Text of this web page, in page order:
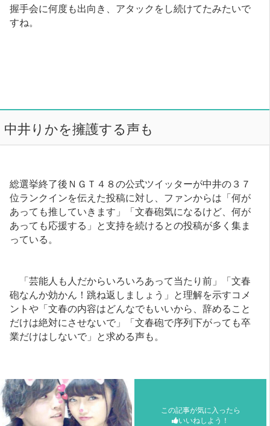
握手会に何度も出向き、アタックをし続けてたみたいで
すね。
中井りかを擁護する声も
総選挙終了後ＮＧＴ４８の公式ツイッターが中井の３７
位ランクインを伝えた投稿に対し、ファンからは「何が
あっても推していきます」「文春砲気になるけど、何が
あっても応援する」と支持を続けるとの投稿が多く集ま
っている。
「芸能人も人だからいろいろあって当たり前」「文春
砲なんか効かん！跳ね返しましょう」と理解を示すコメ
ントや「文春の内容はどんなでもいいから、辞めること
だけは絶対にさせないで」「文春砲で序列下がっても卒
業だけはしないで」と求める声も。
この記事が気に入ったら
いいねしよう！